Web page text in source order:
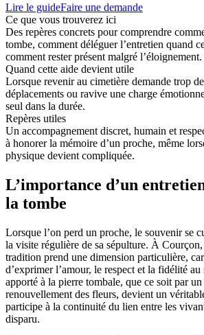
Lire le guideFaire une demande
Ce que vous trouverez ici
Des repères concrets pour comprendre
tombe, comment déléguer l’entretien quand
comment rester présent malgré l’éloignement.
Quand cette aide devient utile
Lorsque revenir au cimetière demande trop
déplacements ou ravive une charge
seul dans la durée.
Repères utiles
Un accompagnement discret, humain et
à honorer la mémoire d’un proche, même
physique devient compliquée.
L’importance d’un
la tombe
Lorsque l’on perd un proche, le souvenir se
la visite régulière de sa sépulture. À
tradition prend une dimension particulière,
d’exprimer l’amour, le respect et la fidélité
apporté à la pierre tombale, que ce soit par
renouvellement des fleurs, devient un
participe à la continuité du lien entre les
disparu.